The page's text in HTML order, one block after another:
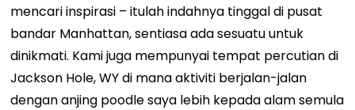
mencari inspirasi – itulah indahnya tinggal di pusat
bandar Manhattan, sentiasa ada sesuatu untuk
dinikmati. Kami juga mempunyai tempat percutian di
Jackson Hole, WY di mana aktiviti berjalan-jalan
dengan anjing poodle saya lebih kepada alam semula